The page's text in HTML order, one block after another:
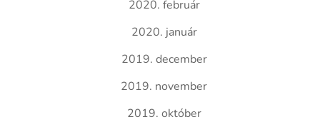
2020. február
2020. január
2019. december
2019. november
2019. október